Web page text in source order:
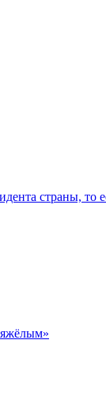
страны, то